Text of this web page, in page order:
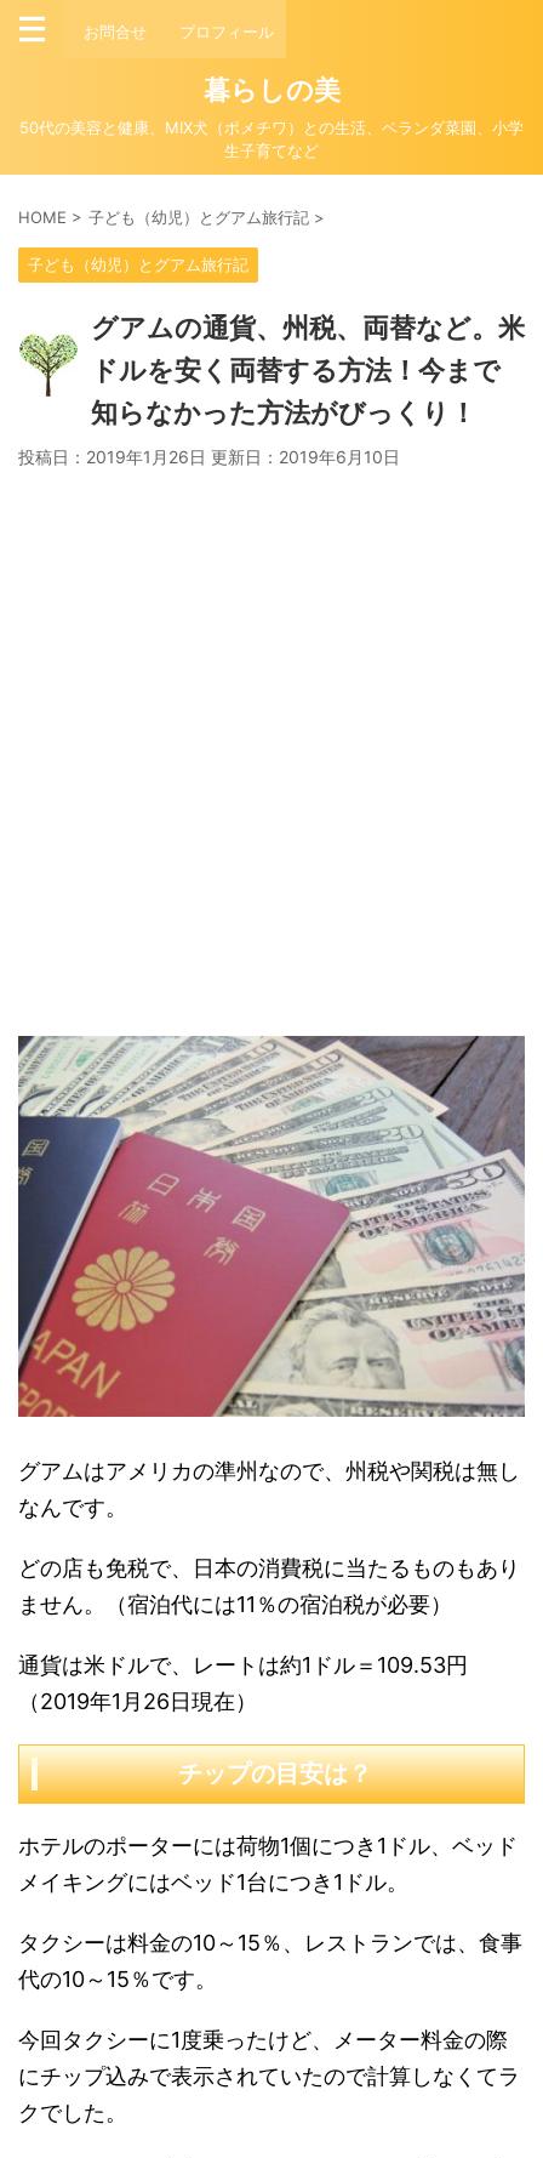
お問合せ プロフィール
暮らしの美
50代の美容と健康、MIX犬（ポメチワ）との生活、ベランダ菜園、小学
生子育てなど
HOME > 子ども（幼児）とグアム旅行記 >
子ども（幼児）とグアム旅行記
グアムの通貨、州税、両替など。米
ドルを安く両替する方法！今まで
知らなかった方法がびっくり！
投稿日：2019年1月26日 更新日： 2019年6月10日
グアムはアメリカの準州なので、州税や関税は無し
なんです。
どの店も免税で、日本の消費税に当たるものもあり
ません。（宿泊代には11％の宿泊税が必要）
通貨は米ドルで、レートは約1ドル＝109.53円
（2019年1月26日現在）
チップの目安は？
ホテルのポーターには荷物1個につき1ドル、ベッド
メイキングにはベッド1台につき1ドル。
タクシーは料金の10～15％、レストランでは、食事
代の10～15％です。
今回タクシーに1度乗ったけど、メーター料金の際
にチップ込みで表示されていたので計算しなくてラ
クでした。